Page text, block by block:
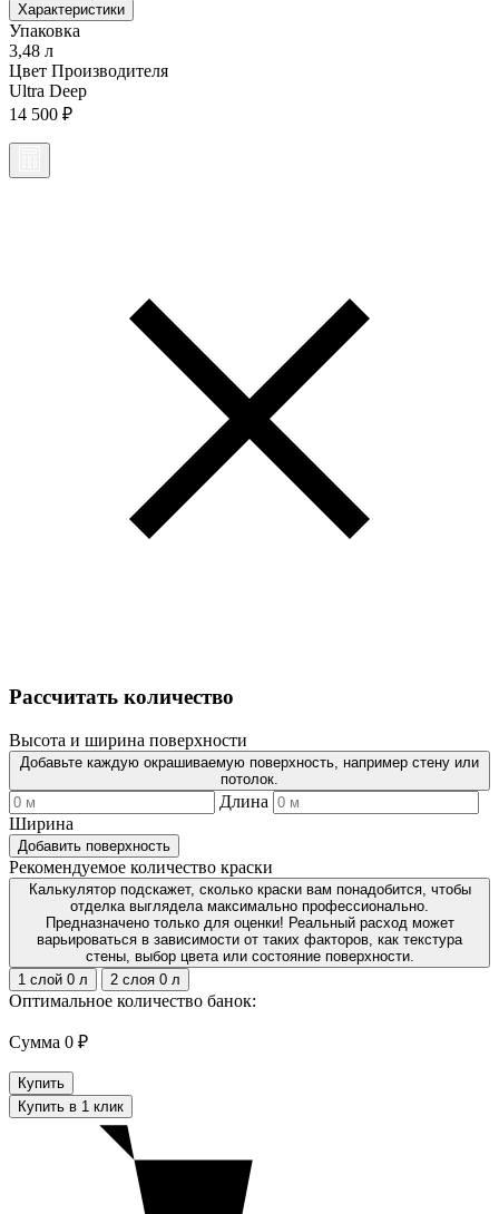
Характеристики
Упаковка
3,48 л
Цвет Производителя
Ultra Deep
14 500 ₽
Рассчитать количество
Высота и ширина поверхности
Добавьте каждую окрашиваемую поверхность, например стену или
потолок.
Длина
Ширина
Добавить поверхность
Рекомендуемое количество краски
Калькулятор подскажет, сколько краски вам понадобится, чтобы
отделка выглядела максимально профессионально.
Предназначено только для оценки! Реальный расход может
варьироваться в зависимости от таких факторов, как текстура
стены, выбор цвета или состояние поверхности.
1 слой 0 л 2 слоя 0 л
Оптимальное количество банок:
Сумма 0 ₽
Купить
Купить в 1 клик